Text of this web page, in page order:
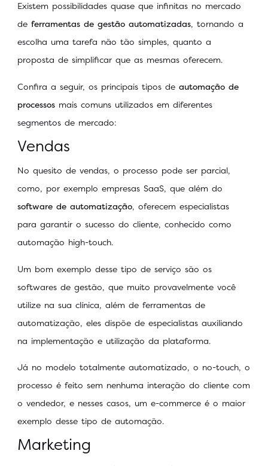
Existem possibilidades quase que infinitas no mercado
de ferramentas de gestão automatizadas, tornando a
escolha uma tarefa não tão simples, quanto a
proposta de simplificar que as mesmas oferecem.
Confira a seguir, os principais tipos de automação de
processos mais comuns utilizados em diferentes
segmentos de mercado:
Vendas
No quesito de vendas, o processo pode ser parcial,
como, por exemplo empresas SaaS, que além do
software de automatização, oferecem especialistas
para garantir o sucesso do cliente, conhecido como
automação high-touch.
Um bom exemplo desse tipo de serviço são os
softwares de gestão, que muito provavelmente você
utilize na sua clínica, além de ferramentas de
automatização, eles dispõe de especialistas auxiliando
na implementação e utilização da plataforma.
Já no modelo totalmente automatizado, o no-touch, o
processo é feito sem nenhuma interação do cliente com
o vendedor, e nesses casos, um e-commerce é o maior
exemplo desse tipo de automação.
Marketing